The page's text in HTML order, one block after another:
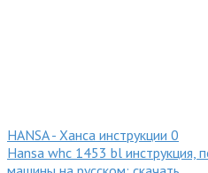
HANSA - Ханса инструкции 0
Hansa whc 1453 bl инструкция,